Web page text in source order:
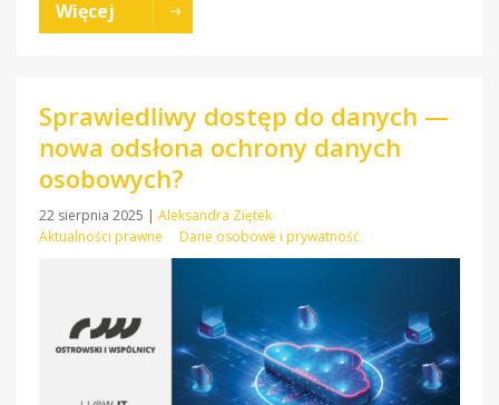
Więcej
Sprawiedliwy dostęp do danych —
nowa odsłona ochrony danych
osobowych?
22 sierpnia 2025 | Aleksandra Ziętek
Aktualności prawne
Dane osobowe i prywatność